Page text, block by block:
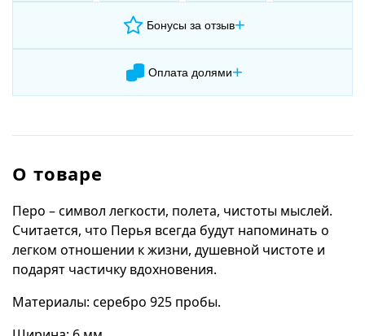
Бонусы за отзыв+
Оплата долями+
О товаре
Перо – символ легкости, полета, чистоты мыслей.
Считается, что Перья всегда будут напоминать о
легком отношении к жизни, душевной чистоте и
подарят частичку вдохновения.
Материалы: серебро 925 пробы.